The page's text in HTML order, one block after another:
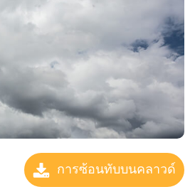
การซ้อนทับบนคลาวด์